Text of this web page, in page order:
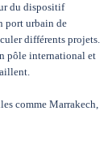
du dispositif
port urbain de
différents projets.
pôle international et
comme Marrakech,